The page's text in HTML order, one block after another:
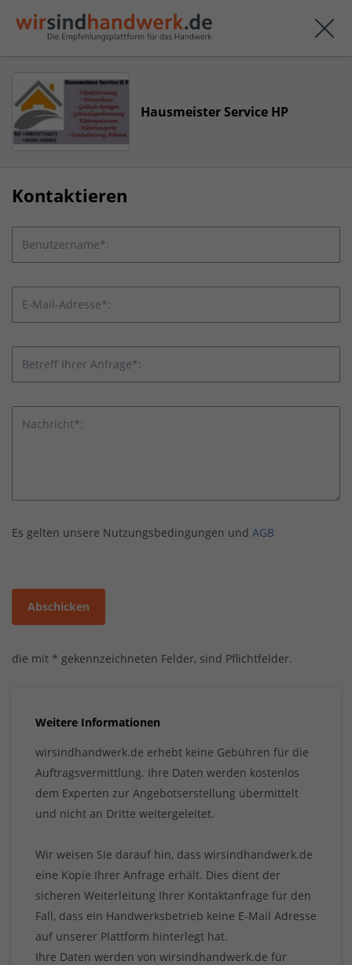
Hausmeister Service HP
Kontaktieren
Benutzername*:
E-Mail-Adresse*:
Betreff Ihrer Anfrage*:
Nachricht*:
Es gelten unsere Nutzungsbedingungen und AGB
Abschicken
die mit * gekennzeichneten Felder, sind Pflichtfelder.
Weitere Informationen
wirsindhandwerk.de erhebt keine Gebühren für die
Auftragsvermittlung. Ihre Daten werden kostenlos
dem Experten zur Angebotserstellung übermittelt
und nicht an Dritte weitergeleitet.
Wir weisen Sie darauf hin, dass wirsindhandwerk.de
eine Kopie Ihrer Anfrage erhält. Dies dient der
sicheren Weiterleitung Ihrer Kontaktanfrage für den
Fall, dass ein Handwerksbetrieb keine E-Mail Adresse
auf unserer Plattform hinterlegt hat.
Ihre Daten werden von wirsindhandwerk.de für